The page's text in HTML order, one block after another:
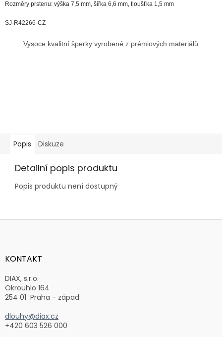
Rozměry prstenu: výška 7,5 mm, šířka 6,6 mm, tloušťka 1,5 mm
SJ-R42266-CZ
Vysoce kvalitní šperky vyrobené z prémiových materiálů
Popis Diskuze
Detailní popis produktu
Popis produktu není dostupný
Z
aKONTAKT
DIAX, s.r.o.
Okrouhlo 164
254 01 Praha - západ
dlouhy@diax.cz
+420 603 526 000